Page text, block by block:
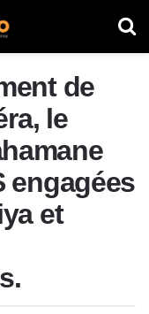
de
le
engagées
et